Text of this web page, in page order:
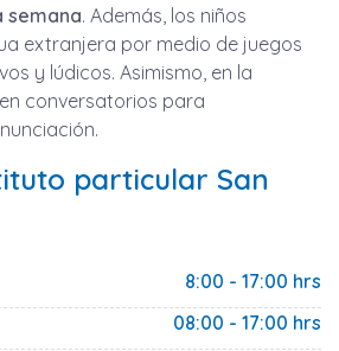
semana. Además, los niños
extranjera por medio de juegos
y lúdicos. Asimismo, en la
conversatorios para
particular San
8:00 - 17:00 hrs
08:00 - 17:00 hrs